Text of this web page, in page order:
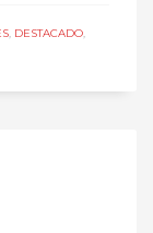
, DESTACADO,